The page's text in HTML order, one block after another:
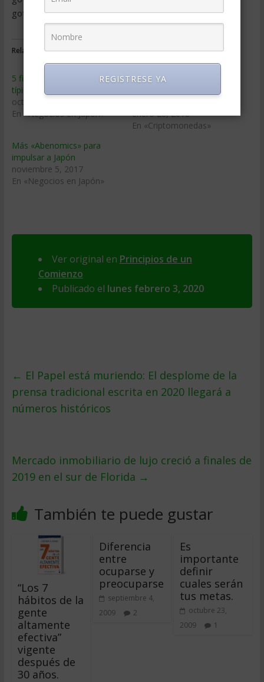
gota”
Relacionado
5 filosofías del trabajo
típicas de Japón
octubre 5, 2018
En «Negocios en Japón»
Desaparecen unos 430
enero 28, 2018
En «Criptomonedas»
Más «Abenomics» para
impulsar a Japón
noviembre 5, 2017
En «Negocios en Japón»
Ver original en Principios de un
Comienzo
Publicado el lunes febrero 3, 2020
← El Papel está muriendo: El desplome de la
prensa tradicional escrita en 2020 llegará a
números históricos
Mercado inmobiliario de lujo creció a finales de
2019 en el sur de Florida →
También te puede gustar
“Los 7
hábitos de la
gente
altamente
efectiva”
vigente
después de
30 años.
Diferencia
entre
ocuparse y
preocuparse
septiembre 4,
2009
2
Es
importante
definir
cuales serán
tus metas.
octubre 23,
2009
1
REGISTRESE YA